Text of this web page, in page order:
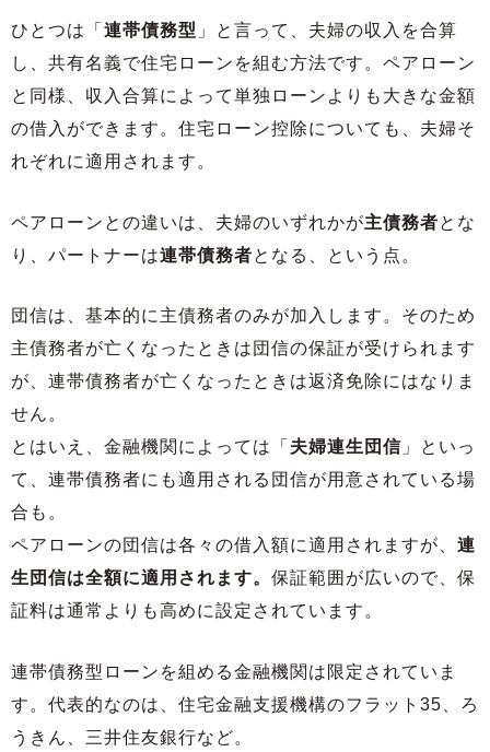
ひとつは「 連帯債務型 」と言って、夫婦の収入を合算
し、共有名義で住宅ローンを組む方法です。ペアローン
と同様、収入合算によって単独ローンよりも大きな金額
の借入ができます。住宅ローン控除についても、夫婦そ
れぞれに適用されます。
ペアローンとの違いは、夫婦のいずれかが主債務者とな
り、パートナーは連帯債務者となる、という点。
団信は、基本的に主債務者のみが加入します。そのため
主債務者が亡くなったときは団信の保証が受けられます
が、連帯債務者が亡くなったときは返済免除にはなりま
せん。
とはいえ、金融機関によっては「 夫婦連生団信 」といっ
て、連帯債務者にも適用される団信が用意されている場
合も。
ペアローンの団信は各々の借入額に適用されますが、 連
生団信は全額に適用されます。 保証範囲が広いので、保
証料は通常よりも高めに設定されています。
連帯債務型ローンを組める金融機関は限定されていま
す。代表的なのは、住宅金融支援機構のフラット35、ろ
うきん、三井住友銀行など。